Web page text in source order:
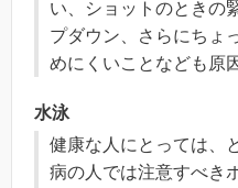
い、ショットのときの
プダウン、さらにちょ
めにくいことなども原
水泳
健康な人にとっては、
病の人では注意すべき